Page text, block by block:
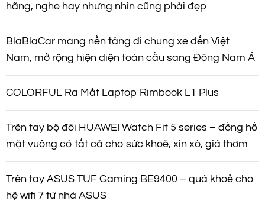
hãng, nghe hay nhưng nhìn cũng phải đẹp
BlaBlaCar mang nền tảng đi chung xe đến Việt
Nam, mở rộng hiện diện toàn cầu sang Đông Nam Á
COLORFUL Ra Mắt Laptop Rimbook L1 Plus
Trên tay bộ đôi HUAWEI Watch Fit 5 series – đồng hồ
mặt vuông có tất cả cho sức khoẻ, xịn xò, giá thơm
Trên tay ASUS TUF Gaming BE9400 – quá khoẻ cho
hệ wifi 7 từ nhà ASUS